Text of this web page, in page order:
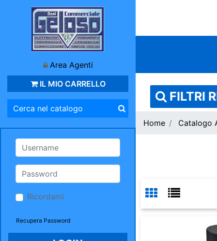
Area Agenti
IL MIO CARRELLO
Ricordami
Recupera Password
FILTRI
Home Catalogo